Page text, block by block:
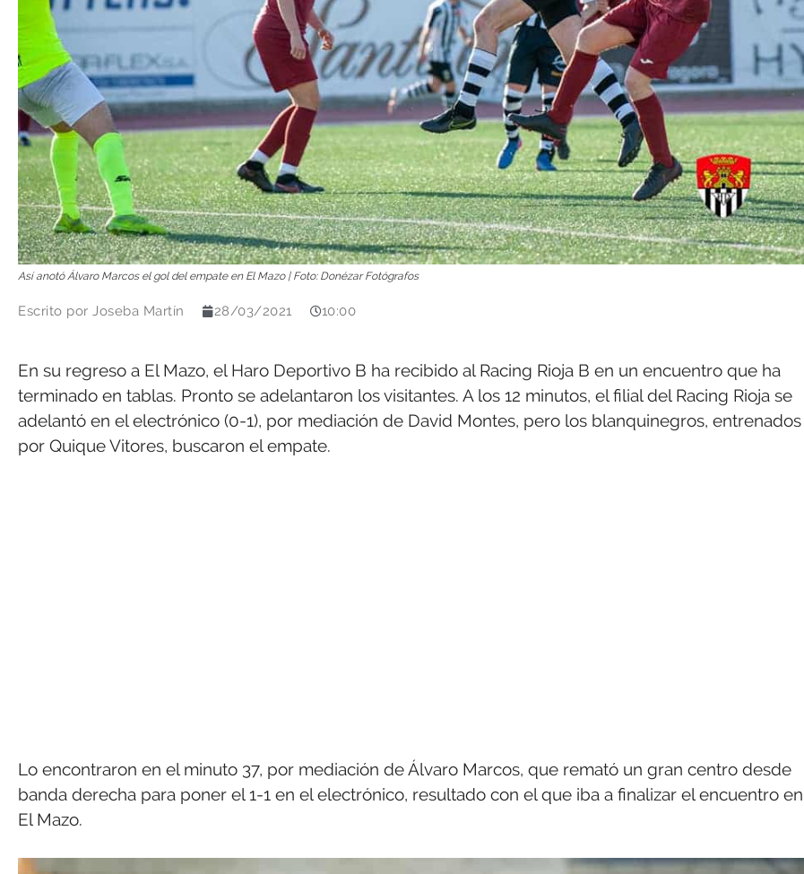
Así anotó Álvaro Marcos el gol del empate en El Mazo | Foto: Donézar Fotógrafos
Escrito por Joseba Martín 28/03/2021 10:00
En su regreso a El Mazo, el Haro Deportivo B ha recibido al Racing Rioja B en un encuentro que ha
terminado en tablas. Pronto se adelantaron los visitantes. A los 12 minutos, el filial del Racing Rioja se
adelantó en el electrónico (0-1), por mediación de David Montes, pero los blanquinegros, entrenados
por Quique Vitores, buscaron el empate.
Lo encontraron en el minuto 37, por mediación de Álvaro Marcos, que remató un gran centro desde
banda derecha para poner el 1-1 en el electrónico, resultado con el que iba a finalizar el encuentro en
El Mazo.